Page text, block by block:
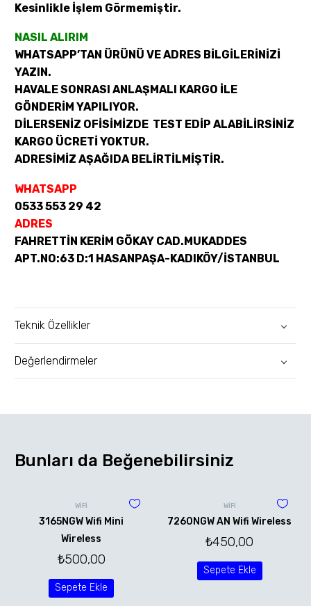
Kesinlikle İşlem Görmemiştir.
NASIL ALIRIM
WHATSAPP’TAN ÜRÜNÜ VE ADRES BİLGİLERİNİZİ
YAZIN.
HAVALE SONRASI ANLAŞMALI KARGO İLE
GÖNDERİM YAPILIYOR.
DİLERSENİZ OFİSİMİZDE TEST EDİP ALABİLİRSİNİZ
KARGO ÜCRETİ YOKTUR.
ADRESİMİZ AŞAĞIDA BELİRTİLMİŞTİR.
WHATSAPP
0533 553 29 42
ADRES
FAHRETTİN KERİM GÖKAY CAD.MUKADDES
APT.NO:63 D:1 HASANPAŞA-KADIKÖY/İSTANBUL
Teknik Özellikler
Değerlendirmeler
Bunları da Beğenebilirsiniz
WİFİ
3165NGW Wifi Mini
Wireless
₺500,00
Sepete Ekle
WİFİ
7260NGW AN Wifi Wireless
₺450,00
Sepete Ekle